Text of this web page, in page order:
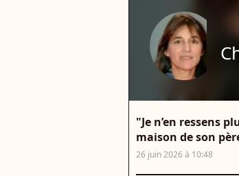
"Je n’en ressens
maison de son
26 juin 2026 à 10:48